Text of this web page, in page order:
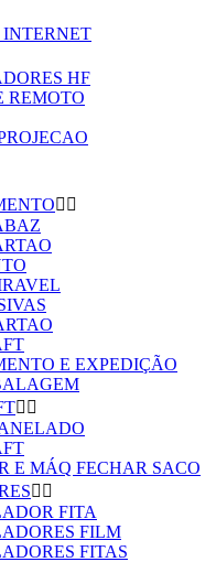
HF
REMOTO
 
E EXPEDIÇÃO
 
E MÁQ FECHAR SACO
 
FITA
FILM
FITAS